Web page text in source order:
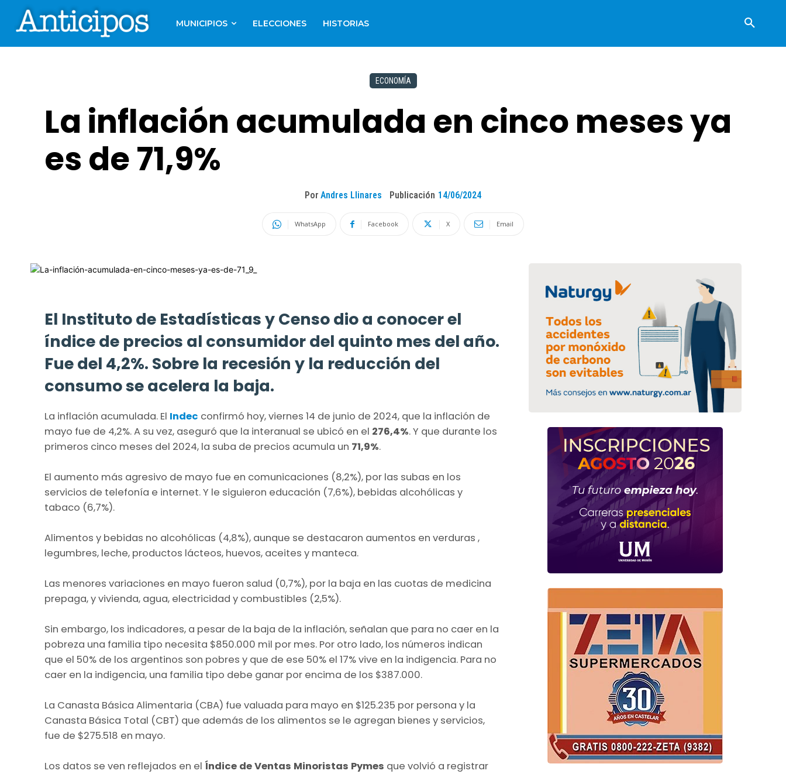
MUNICIPIOS ELECCIONES HISTORIAS
ECONOMÍA
La inflación acumulada en cinco meses ya
es de 71,9%
Por Andres Llinares Publicación 14/06/2024
WhatsApp Facebook X Email
El Instituto de Estadísticas y Censo dio a conocer el
índice de precios al consumidor del quinto mes del año.
Fue del 4,2%. Sobre la recesión y la reducción del
consumo se acelera la baja.
La inflación acumulada. El Indec confirmó hoy, viernes 14 de junio de 2024, que la inflación de
mayo fue de 4,2%. A su vez, aseguró que la interanual se ubicó en el 276,4%. Y que durante los
primeros cinco meses del 2024, la suba de precios acumula un 71,9%.
El aumento más agresivo de mayo fue en comunicaciones (8,2%), por las subas en los
servicios de telefonía e internet. Y le siguieron educación (7,6%), bebidas alcohólicas y
tabaco (6,7%).
Alimentos y bebidas no alcohólicas (4,8%), aunque se destacaron aumentos en verduras ,
legumbres, leche, productos lácteos, huevos, aceites y manteca.
Las menores variaciones en mayo fueron salud (0,7%), por la baja en las cuotas de medicina
prepaga, y vivienda, agua, electricidad y combustibles (2,5%).
Sin embargo, los indicadores, a pesar de la baja de la inflación, señalan que para no caer en la
pobreza una familia tipo necesita $850.000 mil por mes. Por otro lado, los números indican
que el 50% de los argentinos son pobres y que de ese 50% el 17% vive en la indigencia. Para no
caer en la indigencia, una familia tipo debe ganar por encima de los $387.000.
La Canasta Básica Alimentaria (CBA) fue valuada para mayo en $125.235 por persona y la
Canasta Básica Total (CBT) que además de los alimentos se le agregan bienes y servicios,
fue de $275.518 en mayo.
Los datos se ven reflejados en el Índice de Ventas Minoristas Pymes que volvió a registrar